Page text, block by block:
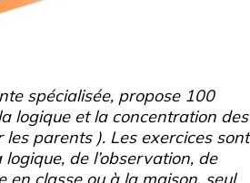
spécialisée, propose 100
logique et la concentration des
parents ). Les exercices sont
de l’observation, de